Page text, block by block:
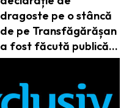
dragoste pe o stâncă
de pe Transfăgărășan
a fost făcută publică…